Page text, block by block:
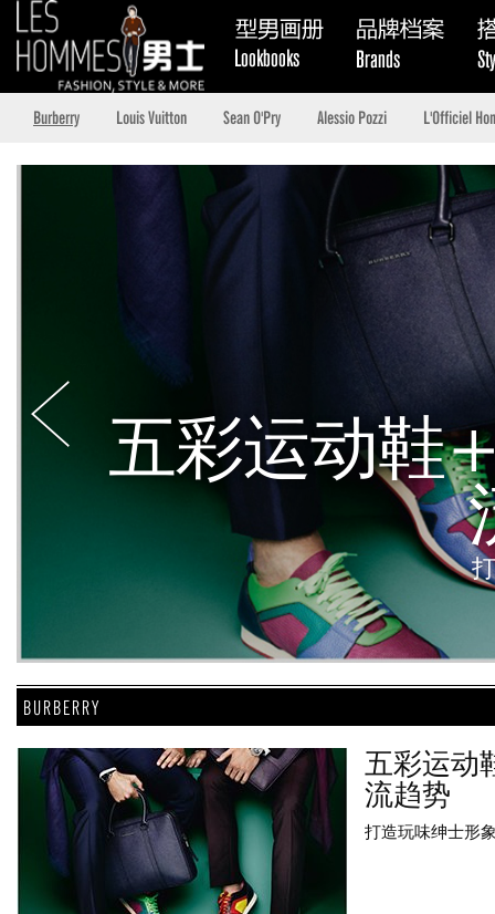
Burberry Louis Vuitton Sean O'Pry Alessio Pozzi L'Officiel
五彩运动鞋
BURBERRY
五彩运动
流趋势
打造玩味绅士形